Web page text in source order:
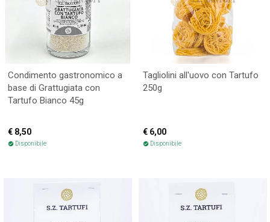
Condimento gastronomico a
base di Grattugiata con
Tartufo Bianco 45g
€ 8,50
check_circle Disponibile
Tagliolini all'uovo con Tartufo
250g
€ 6,00
check_circle Disponibile